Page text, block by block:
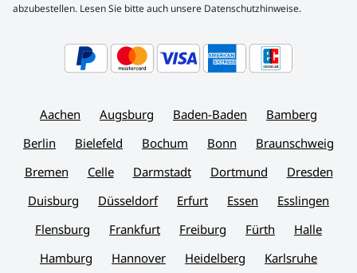
abzubestellen. Lesen Sie bitte auch unsere Datenschutzhinweise.
Aachen Augsburg Baden-Baden
Bamberg
Berlin
Bielefeld Bochum Bonn
Braunschweig
Bremen
Celle Darmstadt Dortmund
Dresden
Duisburg
Düsseldorf Erfurt Essen
Esslingen
Flensburg
Frankfurt Freiburg Fürth
Halle
Hamburg
Hannover Heidelberg Karlsruhe